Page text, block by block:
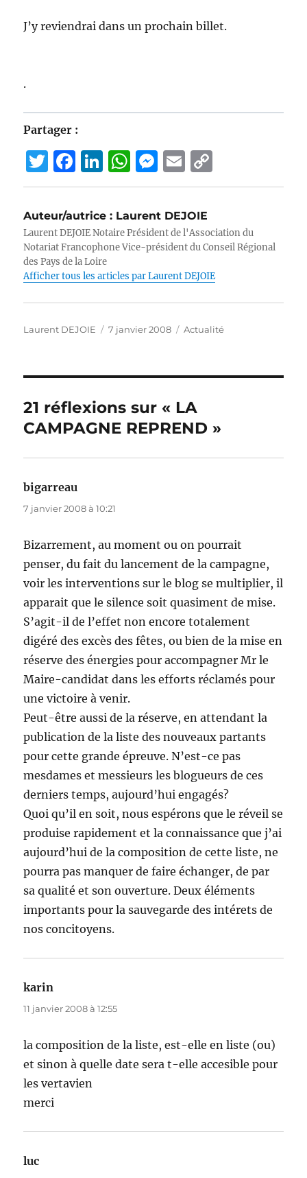
J’y reviendrai dans un prochain billet.
.
Partager :
T
w
it
te
r
F
a
c
e
b
o
Li
n
e
d
I
W
h
s
A
p
M
e
ss
e
n
g
E
m
ai
l
o
y
Li
n
Auteur/autrice : Laurent DEJOIE
Laurent DEJOIE Notaire Président de l'Association du
Notariat Francophone Vice-président du Conseil Régional
des Pays de la Loire
Afficher tous les articles par Laurent DEJOIE
Auteur
Laurent DEJOIE
Publié
7 janvier 2008 Catégories
Actualité
21 réflexions sur « LA
CAMPAGNE REPREND »
bigarreau
7 janvier 2008 à 10:21
Bizarrement, au moment ou on pourrait
penser, du fait du lancement de la campagne,
voir les interventions sur le blog se multiplier, il
apparait que le silence soit quasiment de mise.
S’agit-il de l’effet non encore totalement
digéré des excès des fêtes, ou bien de la mise en
réserve des énergies pour accompagner Mr le
Maire-candidat dans les efforts réclamés pour
une victoire à venir.
Peut-être aussi de la réserve, en attendant la
publication de la liste des nouveaux partants
pour cette grande épreuve. N’est-ce pas
mesdames et messieurs les blogueurs de ces
derniers temps, aujourd’hui engagés?
Quoi qu’il en soit, nous espérons que le réveil se
produise rapidement et la connaissance que j’ai
aujourd’hui de la composition de cette liste, ne
pourra pas manquer de faire échanger, de par
sa qualité et son ouverture. Deux éléments
importants pour la sauvegarde des intérets de
nos concitoyens.
karin
11 janvier 2008 à 12:55
la composition de la liste, est-elle en liste (ou)
et sinon à quelle date sera t-elle accesible pour
les vertavien
merci
luc